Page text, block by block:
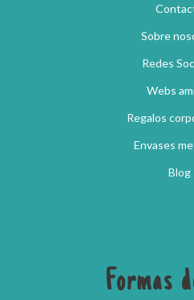
Sobre
Redes
Webs
Regalos
Envases
Blog
Formas